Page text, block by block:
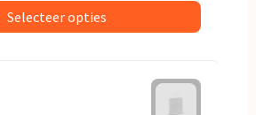
Selecteer opties